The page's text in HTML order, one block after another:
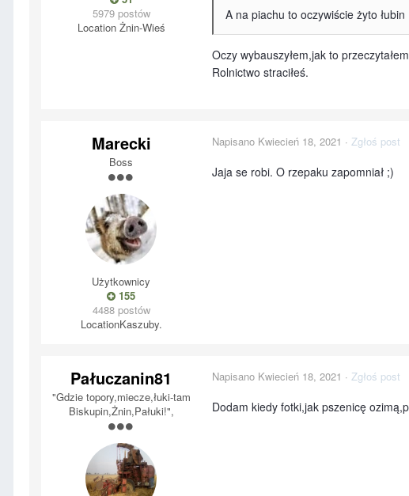
5979 postów
LocationŻnin-Wieś
A na piachu to oczywiście żyto łubin
Oczy wybauszyłem,jak to
Rolnictwo straciłeś.
Marecki
Boss
Użytkownicy
155
4488 postów
LocationKaszuby.
Napisano Kwiecień 18, 2021 · Zgłoś post
Jaja se robi. O rzepaku zapomniał ;)
Pałuczanin81
"Gdzie topory,miecze,łuki-tam
Biskupin,Żnin,Pałuki!",
Napisano Kwiecień 18, 2021 · Zgłoś post
Dodam kiedy fotki,jak pszenicę